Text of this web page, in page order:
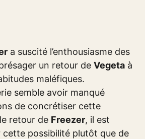
a suscité l’enthousiasme des
un retour de Vegeta à
maléfiques.
semble avoir manqué
de concrétiser cette
retour de Freezer, il est
cette possibilité plutôt que de